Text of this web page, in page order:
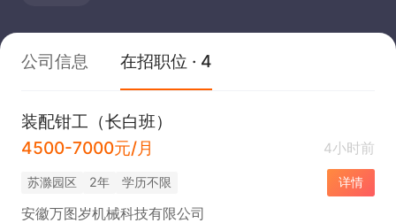
公司信息 在招职位 · 4
装配钳工（长白班）
4500-7000元/月
4小时前
苏滁园区 2年 学历不限 详情
安徽万图岁机械科技有限公司